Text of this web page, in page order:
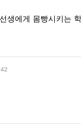
생에게 몸빵시키는